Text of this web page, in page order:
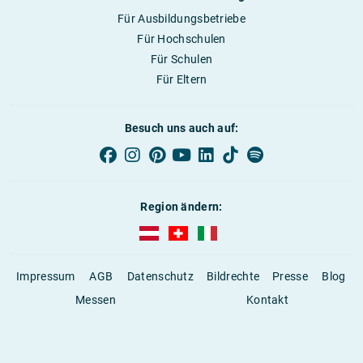
Für Ausbildungsbetriebe
Für Hochschulen
Für Schulen
Für Eltern
Besuch uns auch auf:
Region ändern:
AUBI-plus Österreich (deutsch)
AUBI-plus Schweiz (deutsch)
AUBI-plus Italien (deutsch)
Impressum AGB Datenschutz Bildrechte Presse
Blog
Messen
Kontakt